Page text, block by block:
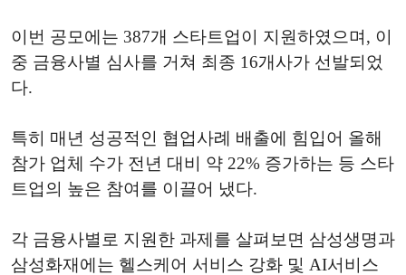
이번 공모에는 387개 스타트업이 지원하였으며, 이
중 금융사별 심사를 거쳐 최종 16개사가 선발되었
다.
특히 매년 성공적인 협업사례 배출에 힘입어 올해
참가 업체 수가 전년 대비 약 22% 증가하는 등 스타
트업의 높은 참여를 이끌어 냈다.
각 금융사별로 지원한 과제를 살펴보면 삼성생명과
삼성화재에는 헬스케어 서비스 강화 및 AI서비스